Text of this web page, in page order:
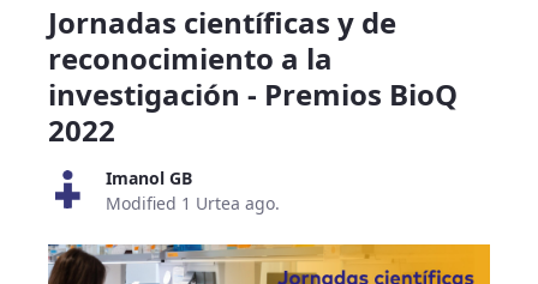
Jornadas científicas y de
reconocimiento a la
investigación - Premios BioQ
2022
Imanol GB
Modified 1 Urtea ago.